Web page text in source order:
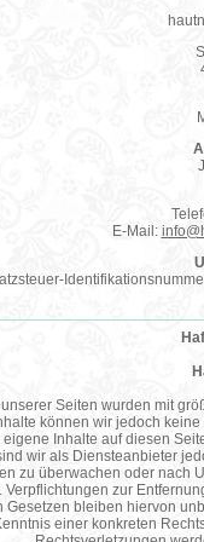
E-Mail:
Seiten wurden mit
können wir jedoch
eigene Inhalte auf diesen
wir als Diensteanbieter
zu überwachen oder nach
Verpflichtungen zur
Gesetzen bleiben hiervon
einer konkreten